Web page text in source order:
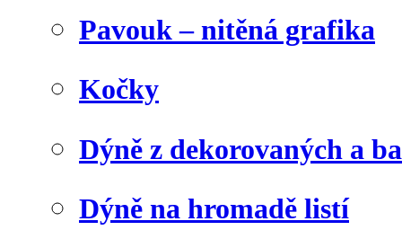
Pavouk – nitěná grafika
Kočky
Dýně z dekorovaných a
Dýně na hromadě listí